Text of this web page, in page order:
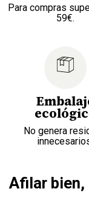
Para compras
59€.
No genera
Afilar